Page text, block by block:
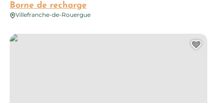
Borne de recharge
Villefranche-de-Rouergue
Borne de recharge